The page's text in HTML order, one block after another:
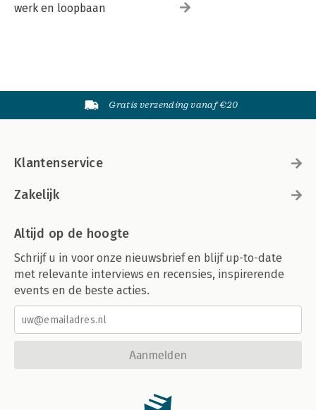
werk en loopbaan
Gratis verzending vanaf €20
Klantenservice
Zakelijk
Altijd op de hoogte
Schrijf u in voor onze nieuwsbrief en blijf up-to-date
met relevante interviews en recensies, inspirerende
events en de beste acties.
Aanmelden